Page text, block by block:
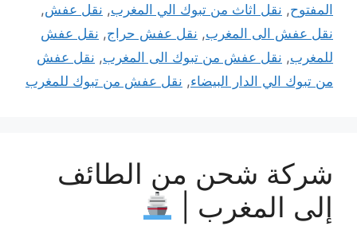
المفتوح, نقل اثاث من تبوك الي المغرب, نقل عفش,
نقل عفش الى المغرب, نقل عفش حراج, نقل عفش
للمغرب, نقل عفش من تبوك الى المغرب, نقل عفش
من تبوك الي الدار البيضاء, نقل عفش من تبوك للمغرب
شركة شحن من الطائف
إلى المغرب |